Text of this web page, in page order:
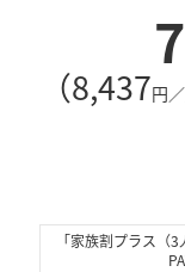
（8,437円
「家族割プラス（